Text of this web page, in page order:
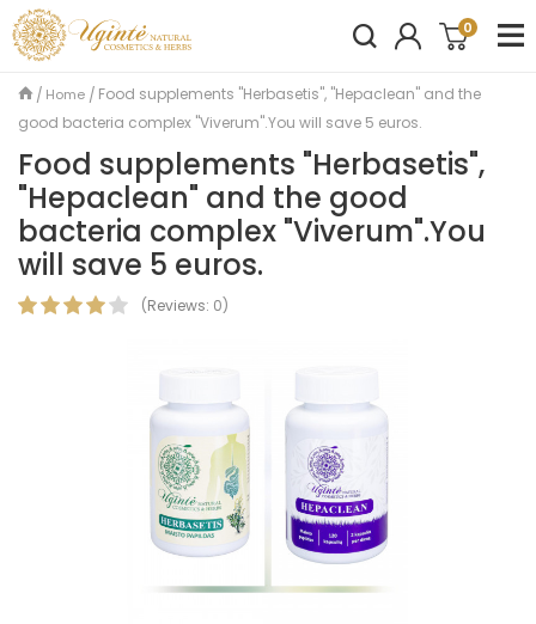
0
Home
Food supplements "Herbasetis", "Hepaclean" and the
good bacteria complex "Viverum".You will save 5 euros.
Food supplements "Herbasetis",
"Hepaclean" and the good
bacteria complex "Viverum".You
will save 5 euros.
(Reviews: 0)